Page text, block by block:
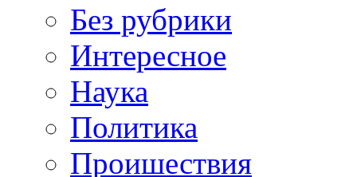
Без рубрики
Интересное
Наука
Политика
Проишествия